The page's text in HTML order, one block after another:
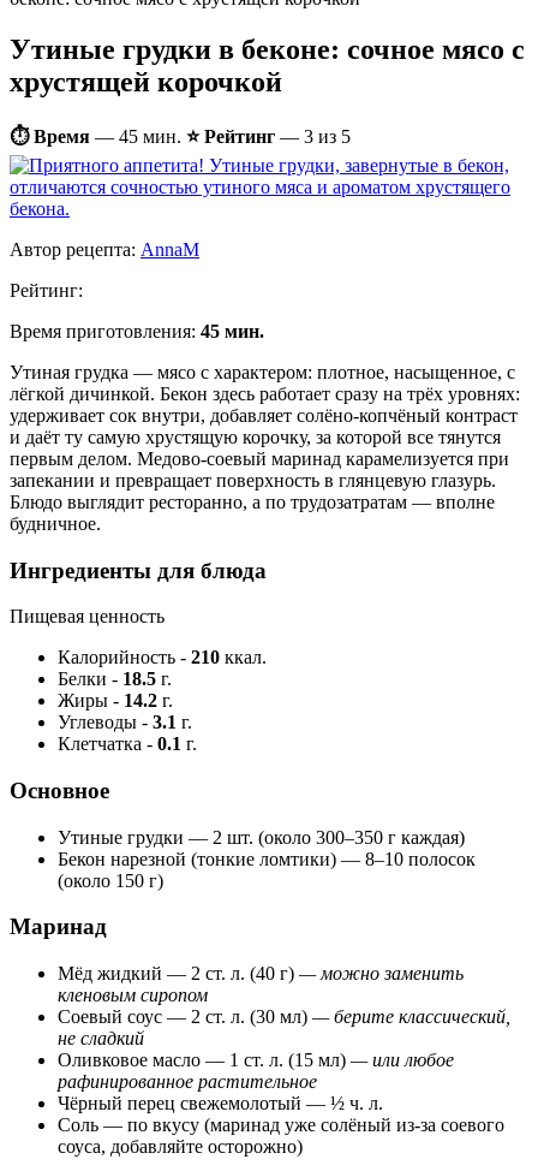
Утиные грудки в беконе: сочное мясо с
хрустящей корочкой
⏱ Время — 45 мин. ⭐ Рейтинг — 3 из 5
Автор рецепта: AnnaM
Рейтинг:
Время приготовления: 45 мин.
Утиная грудка — мясо с характером: плотное, насыщенное, с
лёгкой дичинкой. Бекон здесь работает сразу на трёх уровнях:
удерживает сок внутри, добавляет солёно-копчёный контраст
и даёт ту самую хрустящую корочку, за которой все тянутся
первым делом. Медово-соевый маринад карамелизуется при
запекании и превращает поверхность в глянцевую глазурь.
Блюдо выглядит ресторанно, а по трудозатратам — вполне
будничное.
Ингредиенты для блюда
Пищевая ценность
Калорийность - 210 ккал.
Белки - 18.5 г.
Жиры - 14.2 г.
Углеводы - 3.1 г.
Клетчатка - 0.1 г.
Основное
Утиные грудки — 2 шт. (около 300–350 г каждая)
Бекон нарезной (тонкие ломтики) — 8–10 полосок
(около 150 г)
Маринад
Мёд жидкий — 2 ст. л. (40 г) — можно заменить
кленовым сиропом
Соевый соус — 2 ст. л. (30 мл) — берите классический,
не сладкий
Оливковое масло — 1 ст. л. (15 мл) — или любое
рафинированное растительное
Чёрный перец свежемолотый — ½ ч. л.
Соль — по вкусу (маринад уже солёный из-за соевого
соуса, добавляйте осторожно)